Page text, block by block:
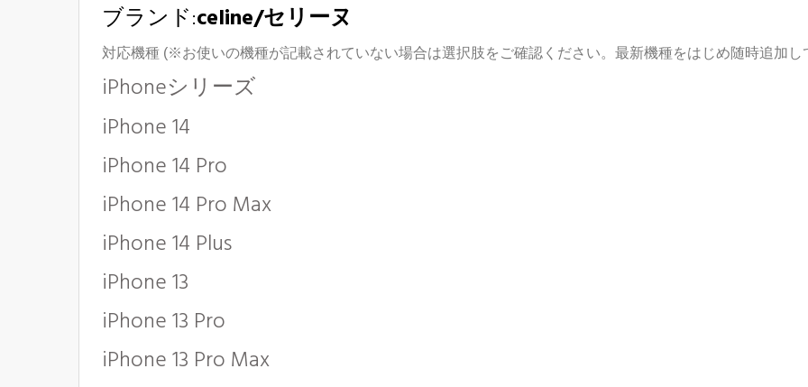
ブランド:celine/セリーヌ
対応機種 (※お使いの機種が記載されていない場合は選択肢をご確認ください。最新機種をはじめ随時追加し
iPhoneシリーズ
iPhone 14
iPhone 14 Pro
iPhone 14 Pro Max
iPhone 14 Plus
iPhone 13
iPhone 13 Pro
iPhone 13 Pro Max